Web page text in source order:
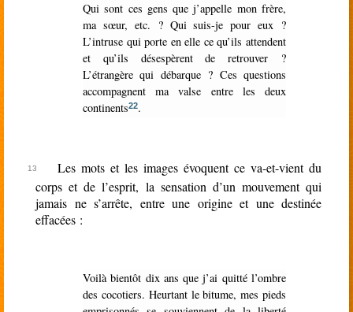
Qui sont ces gens que j’appelle mon frère,
ma sœur, etc. ? Qui suis-je pour eux ?
L’intruse qui porte en elle ce qu’ils attendent
et qu’ils désespèrent de retrouver ?
L’étrangère qui débarque ? Ces questions
accompagnent ma valse entre les deux
continents22.
Les mots et les images évoquent ce va-et-vient du
corps et de l’esprit, la sensation d’un mouvement qui
jamais ne s’arrête, entre une origine et une destinée
effacées :
Voilà bientôt dix ans que j’ai quitté l’ombre
des cocotiers. Heurtant le bitume, mes pieds